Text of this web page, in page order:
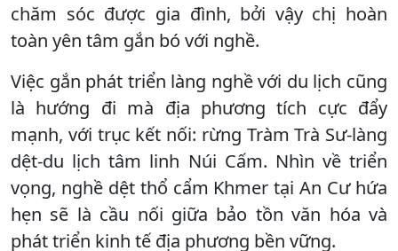
chăm sóc được gia đình, bởi vậy chị hoàn
toàn yên tâm gắn bó với nghề.
Việc gắn phát triển làng nghề với du lịch cũng
là hướng đi mà địa phương tích cực đẩy
mạnh, với trục kết nối: rừng Tràm Trà Sư-làng
dệt-du lịch tâm linh Núi Cấm. Nhìn về triển
vọng, nghề dệt thổ cẩm Khmer tại An Cư hứa
hẹn sẽ là cầu nối giữa bảo tồn văn hóa và
phát triển kinh tế địa phương bền vững.